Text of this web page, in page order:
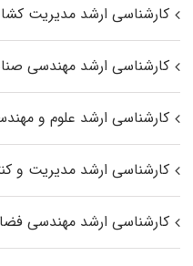
کارشناسی ارشد مدیریت
کارشناسی ارشد مهندسی
کارشناسی ارشد علوم و
کارشناسی ارشد مدیریت و
کارشناسی ارشد مهندسی